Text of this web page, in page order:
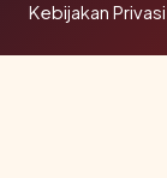
Kebijakan Privasi